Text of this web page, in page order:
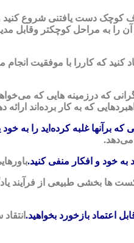
کوچک دست یافتنی شروع کنید
را به مراحل کوچکتر وقابل
کنید که کاررا با موفقیت
که درزمینه هایی که
که به کار برده‌اند ارائه
غلبه کرده‌اید را به خود
می‌دهد.
خود و افکار منفی کنید.
ها بخشی طبیعی از فرآیند
اعتماد بازخورد بخواهید.